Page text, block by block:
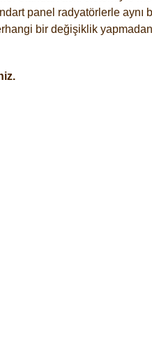
panel radyatörlerle aynı
bir değişiklik